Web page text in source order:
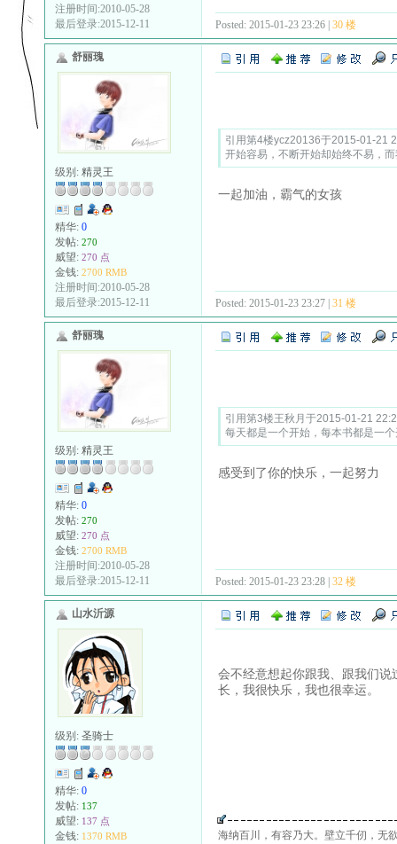
注册时间:2010-05-28
最后登录:2015-12-11
Posted: 2015-01-23 23:26 | 30 楼
舒丽瑰
级别: 精灵王
精华: 0
发帖: 270
威望: 270 点
金钱: 2700 RMB
注册时间:2010-05-28
最后登录:2015-12-11
引用第4楼ycz20136于2015-01-21
开始容易，不断开始却始终不易，
一起加油，霸气的女孩
Posted: 2015-01-23 23:27 | 31 楼
舒丽瑰
级别: 精灵王
精华: 0
发帖: 270
威望: 270 点
金钱: 2700 RMB
注册时间:2010-05-28
最后登录:2015-12-11
引用第3楼王秋月于2015-01-21
每天都是一个开始，每本书都是一
感受到了你的快乐，一起努力
Posted: 2015-01-23 23:28 | 32 楼
山水沂源
级别: 圣骑士
精华: 0
发帖: 137
威望: 137 点
金钱: 1370 RMB
会不经意想起你跟我、跟我们
长，我很快乐，我也很幸运。
海纳百川，有容乃大。壁立千仞，无